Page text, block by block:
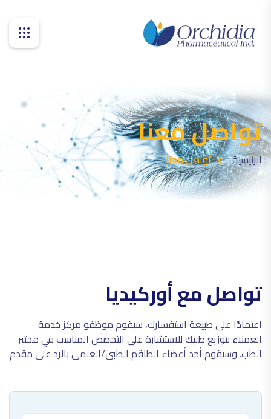
تواصل معنا
الرئيسية تواصل معنا
تواصل مع أوركيديا
اعتمادًا على طبيعة استفسارك، سيقوم موظفو مركز خدمة
العملاء بتوزيع طلبك للاستشارة على التخصص المناسب في مختبر
الطب. وسيقوم أحد أعضاء الطاقم الطبي/العلمي بالرد على مقدم